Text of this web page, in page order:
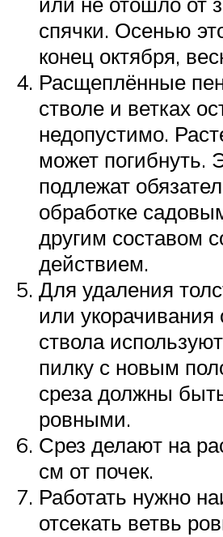
спячки. Осенью
конец октября,
Расщеплённые
стволе и ветках
недопустимо.
может погибнуть.
подлежат
обработке
другим составом
действием.
Для удаления
или укорачивания
ствола
пилку с новым
среза должны
ровными.
Срез делают на
см от почек.
Работать нужно
отсекать ветвь